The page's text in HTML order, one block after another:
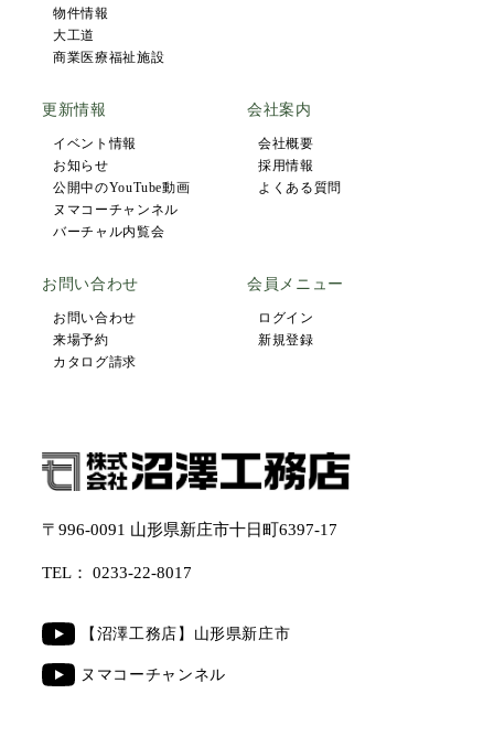
物件情報
大工道
商業医療福祉施設
更新情報
イベント情報
お知らせ
公開中のYouTube動画
ヌマコーチャンネル
バーチャル内覧会
会社案内
会社概要
採用情報
よくある質問
お問い合わせ
お問い合わせ
来場予約
カタログ請求
会員メニュー
ログイン
新規登録
〒996-0091 山形県新庄市十日町6397-17
TEL：0233-22-8017
【沼澤工務店】山形県新庄市
ヌマコーチャンネル